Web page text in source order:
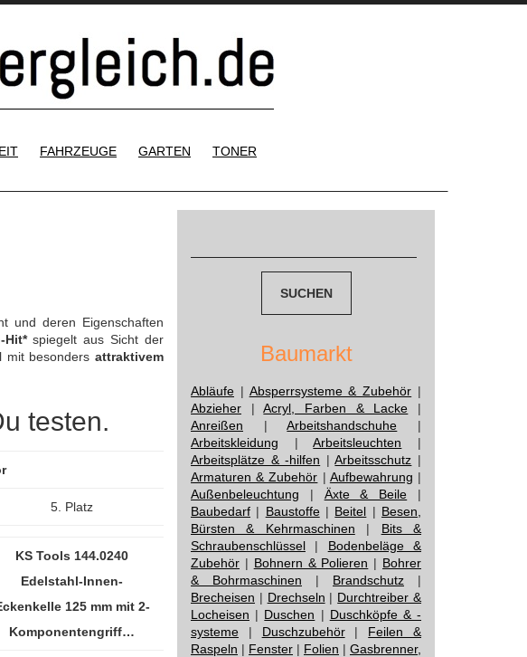
FAHRZEUGE GARTEN TONER
und deren Eigenschaften
Hit*spiegelt aus Sicht der
mit besonders attraktivem
testen.
5. Platz
KS Tools 144.0240
Edelstahl-Innen-
125 mm mit 2-
Komponentengriff…
Baumarkt
Abläufe | Absperrsysteme & Zubehör |
Abzieher |Acryl, Farben & Lacke |
Anreißen |Arbeitshandschuhe |
Arbeitskleidung |Arbeitsleuchten |
Arbeitsplätze & -hilfen |Arbeitsschutz |
Armaturen & Zubehör | Aufbewahrung |
Außenbeleuchtung | Äxte & Beile |
Baubedarf | Baustoffe| Beitel | Besen,
Bürsten & Kehrmaschinen | Bits &
Schraubenschlüssel | Bodenbeläge &
Zubehör | Bohnern & Polieren | Bohrer
& Bohrmaschinen | Brandschutz |
Brecheisen | Drechseln | Durchtreiber &
Locheisen | Duschen | Duschköpfe & -
systeme | Duschzubehör| Feilen &
Raspeln | Fenster | Folien | Gasbrenner,